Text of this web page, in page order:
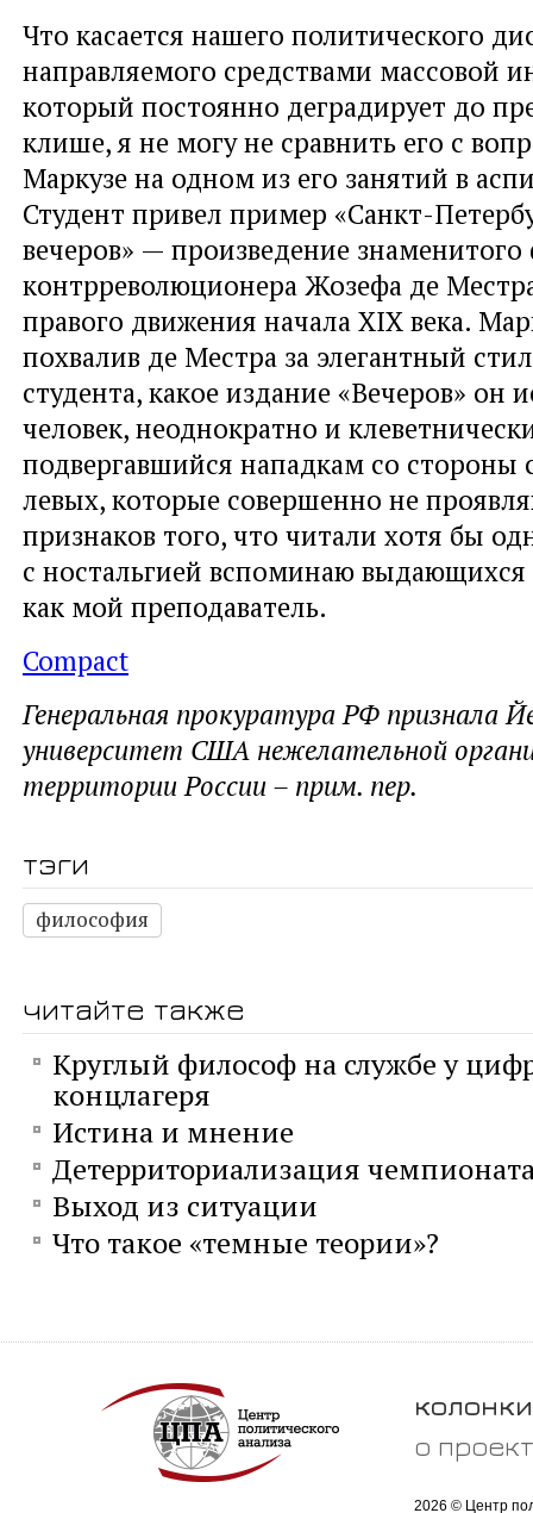
Что касается нашего политического
направляемого средствами массовой
который постоянно деградирует до
клише, я не могу не сравнить его с
Маркузе на одном из его занятий в
Студент привел пример «Санкт-
вечеров» — произведение знаменитого
контрреволюционера Жозефа де
правого движения начала XIX века.
похвалив де Местра за элегантный
студента, какое издание «Вечеров» он
человек, неоднократно и
подвергавшийся нападкам со стороны
левых, которые совершенно не
признаков того, что читали хотя бы
с ностальгией вспоминаю выдающихся
как мой преподаватель.
Compact
Генеральная прокуратура РФ признала
университет США нежелательной
территории России – прим. пер.
тэги
философия
читайте также
Круглый философ на службе у
концлагеря
Истина и мнение
Детерриториализация
Выход из ситуации
Что такое «темные теории»?
колонки
о
2026 © Центр